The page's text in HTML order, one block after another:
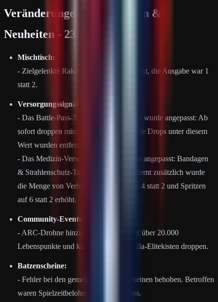
Veränderungen, Änderungen &
Neuheiten - 23.06.26
Mischtisch:
- Zielgelenkte Rakete Rezept wurde gefixt, die Ausgabe war 1
statt 2.
Versorgungssignale:
- Das Battle-Pass-XP-Versorgungssignal wurde angepasst: Ab
sofort droppen mindestens 1.000 XP. Alle Drops unter diesem
Wert wurden entfernt.
- Das Medizin-Versorgungssignal wurde angepasst: Bandagen
& Strahlenschutz-Tabletten wurden entfernt zusätzlich wurde
die Menge von Verbandskasten auf min 4 statt 2 und Spritzen
auf 6 statt 2 erhöht.
Community-Events:
- ARC-Drohne hinzugefügt: Sie verfügt über 20.000
Lebenspunkte und kann bis zu 20 Vanilla-Elitekisten droppen.
Batzenscheine:
- Fehler bei den gemeldeten Batzenscheinen behoben. Betroffen
waren Spielzeitbelohnungen und Drops.